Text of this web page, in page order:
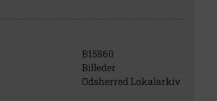
B15860
Billeder
Odsherred Lokalarkiv